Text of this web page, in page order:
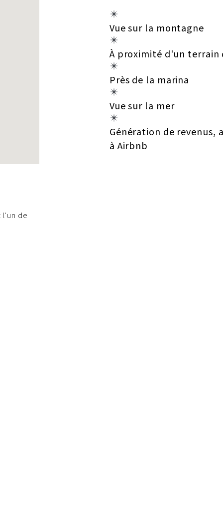
l'un de
Vue sur la montagne
À proximité d'un terrain
Près de la marina
Vue sur la mer
Génération de revenus,
à Airbnb